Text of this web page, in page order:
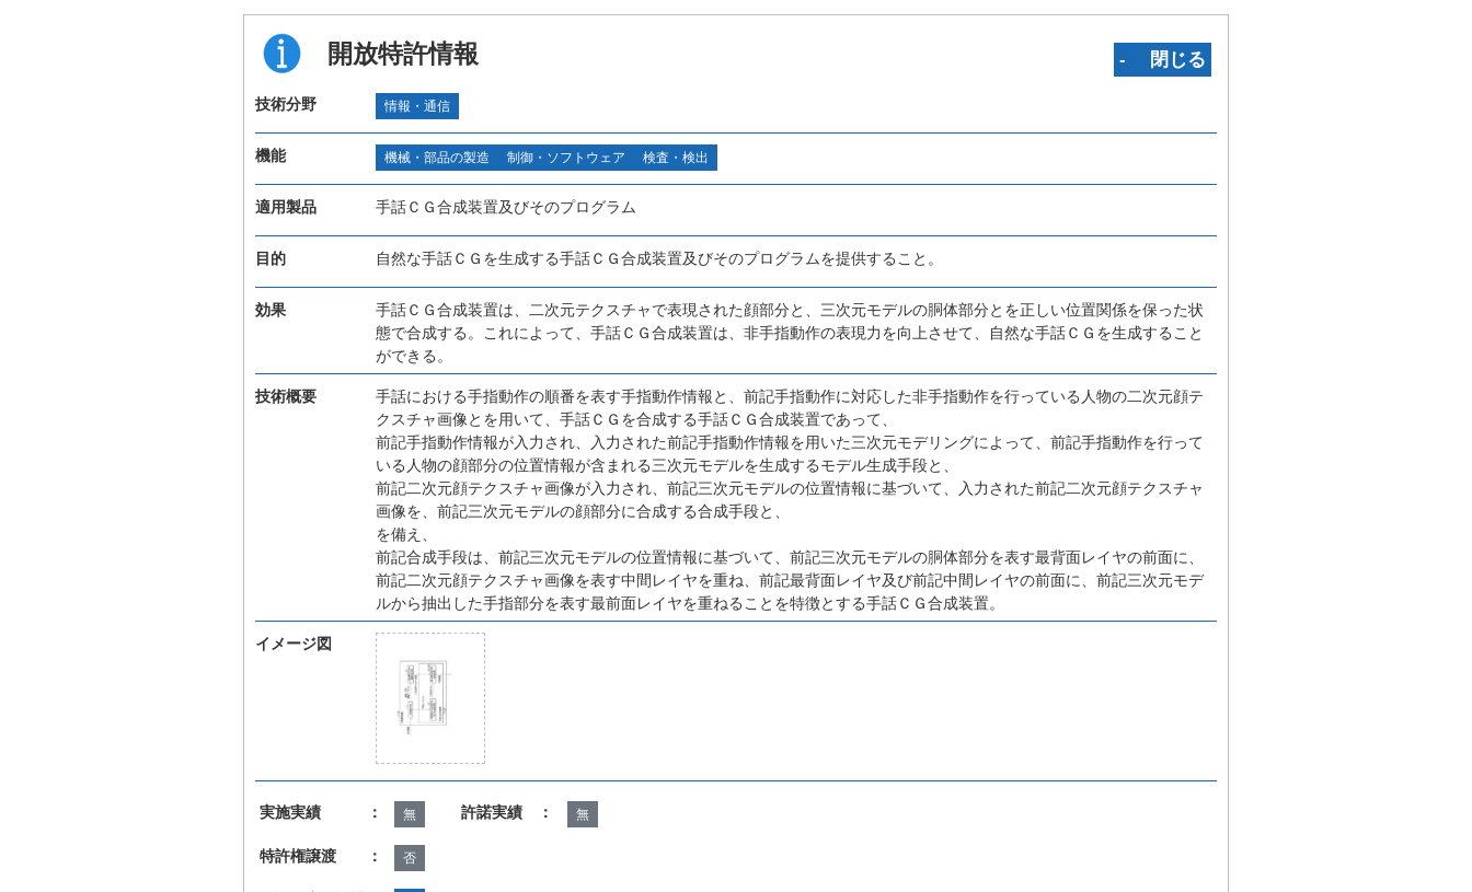
開放特許情報 ‐ 閉じる
技術分野 情報・通信
機能 機械・部品の製造 制御・ソフトウェア 検査・検出
適用製品 手話ＣＧ合成装置及びそのプログラム
目的 自然な手話ＣＧを生成する手話ＣＧ合成装置及びそのプログラムを提供すること。
効果
手話ＣＧ合成装置は、二次元テクスチャで表現された顔部分と、三次元モデルの胴体部分とを正しい位置関係を保った状
態で合成する。これによって、手話ＣＧ合成装置は、非手指動作の表現力を向上させて、自然な手話ＣＧを生成すること
ができる。
技術概要
手話における手指動作の順番を表す手指動作情報と、前記手指動作に対応した非手指動作を行っている人物の二次元顔テ
クスチャ画像とを用いて、手話ＣＧを合成する手話ＣＧ合成装置であって、
前記手指動作情報が入力され、入力された前記手指動作情報を用いた三次元モデリングによって、前記手指動作を行って
いる人物の顔部分の位置情報が含まれる三次元モデルを生成するモデル生成手段と、
前記二次元顔テクスチャ画像が入力され、前記三次元モデルの位置情報に基づいて、入力された前記二次元顔テクスチャ
画像を、前記三次元モデルの顔部分に合成する合成手段と、
を備え、
前記合成手段は、前記三次元モデルの位置情報に基づいて、前記三次元モデルの胴体部分を表す最背面レイヤの前面に、
前記二次元顔テクスチャ画像を表す中間レイヤを重ね、前記最背面レイヤ及び前記中間レイヤの前面に、前記三次元モデ
ルから抽出した手指部分を表す最前面レイヤを重ねることを特徴とする手話ＣＧ合成装置。
イメージ図
実施実績 ： 無 許諾実績 ： 無
特許権譲渡 ： 否